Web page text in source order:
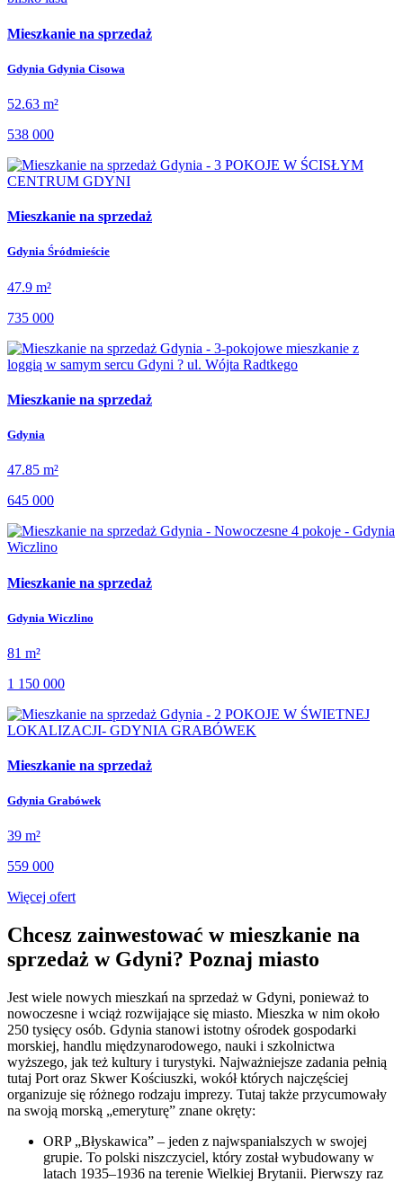
Mieszkanie na sprzedaż
Gdynia Gdynia Cisowa
52.63 m²
538 000
Mieszkanie na sprzedaż
Gdynia Śródmieście
47.9 m²
735 000
Mieszkanie na sprzedaż
Gdynia
47.85 m²
645 000
Mieszkanie na sprzedaż
Gdynia Wiczlino
81 m²
1 150 000
Mieszkanie na sprzedaż
Gdynia Grabówek
39 m²
559 000
Więcej ofert
Chcesz zainwestować w mieszkanie na
sprzedaż w Gdyni? Poznaj miasto
Jest wiele nowych mieszkań na sprzedaż w Gdyni, ponieważ to
nowoczesne i wciąż rozwijające się miasto. Mieszka w nim około
250 tysięcy osób. Gdynia stanowi istotny ośrodek gospodarki
morskiej, handlu międzynarodowego, nauki i szkolnictwa
wyższego, jak też kultury i turystyki. Najważniejsze zadania pełnią
tutaj Port oraz Skwer Kościuszki, wokół których najczęściej
organizuje się różnego rodzaju imprezy. Tutaj także przycumowały
na swoją morską „emeryturę” znane okręty:
ORP „Błyskawica” – jeden z najwspanialszych w swojej
grupie. To polski niszczyciel, który został wybudowany w
latach 1935–1936 na terenie Wielkiej Brytanii. Pierwszy raz